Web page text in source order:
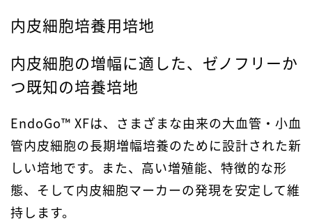
内皮細胞培養用培地
内皮細胞の増幅に適した、ゼノフリーか
つ既知の培養培地
EndoGo™ XFは、さまざまな由来の大血管・小血
管内皮細胞の長期増幅培養のために設計された新
しい培地です。また、高い増殖能、特徴的な形
態、そして内皮細胞マーカーの発現を安定して維
持します。